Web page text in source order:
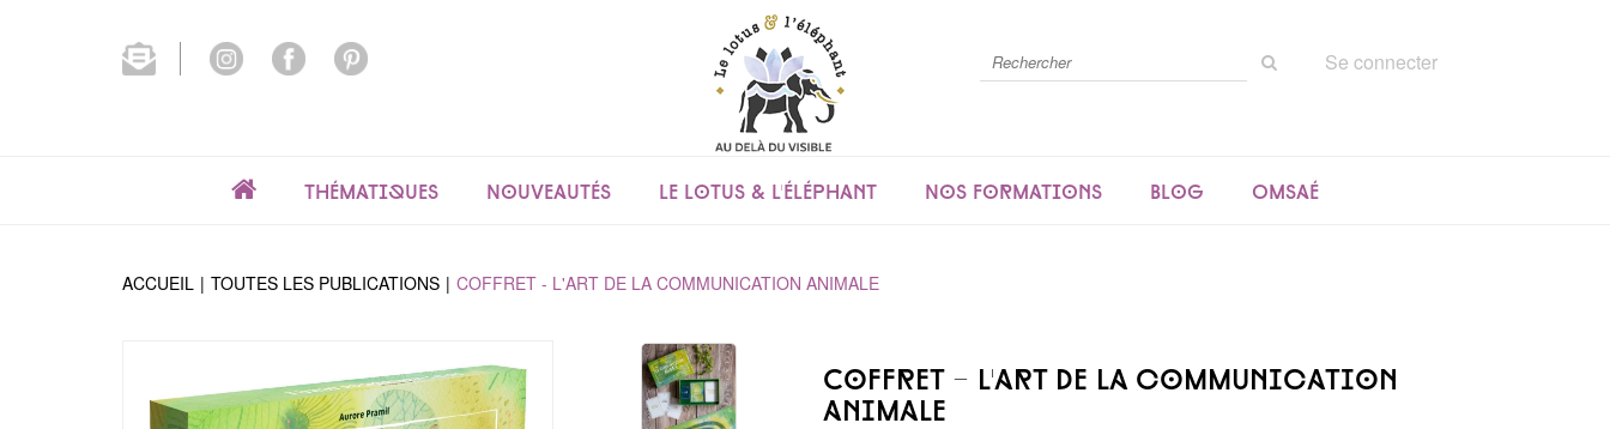
Se connecter
Thématiques Nouveautés Le lotus & l'éléphant Nos formations Blog Omsaé
ACCUEIL TOUTES LES PUBLICATIONS COFFRET - L'ART DE LA COMMUNICATION ANIMALE
Coffret - L'art de la communication
animale